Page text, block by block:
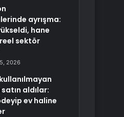
ayrışma:
hane
reel sektör
2026
kullanılmayan
aldılar:
ev haline